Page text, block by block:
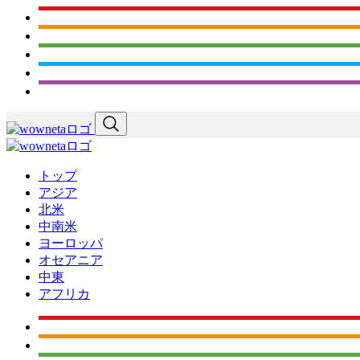
トップ
アジア
北米
中南米
ヨーロッパ
オセアニア
中東
アフリカ